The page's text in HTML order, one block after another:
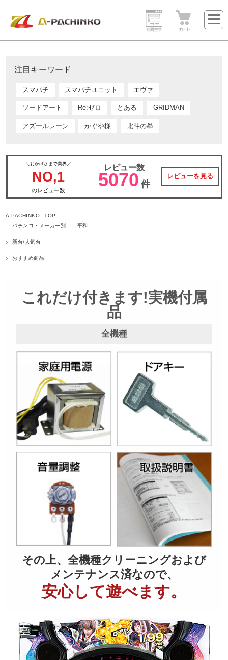
注目キーワード
スマパチ スマパチユニット エヴァ
ソードアート Re:ゼロ とある GRIDMAN
アズールレーン かぐや様 北斗の拳
＼おかげさまで業界／
NO,1
のレビュー数
レビュー数
5070 件
レビューを見る
A-PACHINKO TOP
パチンコ・メーカー別
平和
新台/人気台
おすすめ商品
これだけ付きます!実機付属
品
全機種
その上、全機種クリーニングおよび
メンテナンス済なので、
安心して遊べます。